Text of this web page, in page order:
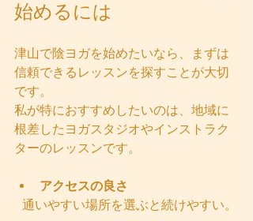
始めるには
津山で陰ヨガを始めたいなら、まずは
信頼できるレッスンを探すことが大切
です。
私が特におすすめしたいのは、地域に
根差したヨガスタジオやインストラク
ターのレッスンです。
アクセスの良さ
  通いやすい場所を選ぶと続けやすい。